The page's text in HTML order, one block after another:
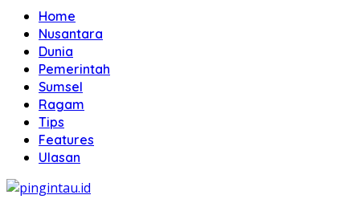
Home
Nusantara
Dunia
Pemerintah
Sumsel
Ragam
Tips
Features
Ulasan